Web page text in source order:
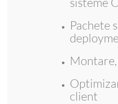
Pachete
client